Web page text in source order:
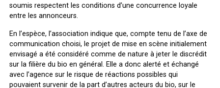
soumis respectent les conditions d’une concurrence loyale
entre les annonceurs.
En l’espèce, l’association indique que, compte tenu de l’axe de
communication choisi, le projet de mise en scène initialement
envisagé a été considéré comme de nature à jeter le discrédit
sur la filière du bio en général. Elle a donc alerté et échangé
avec l’agence sur le risque de réactions possibles qui
pouvaient survenir de la part d’autres acteurs du bio, sur le